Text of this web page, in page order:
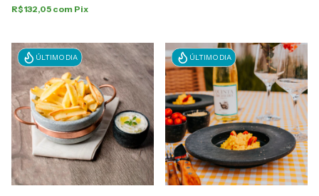
R$132,05 com Pix
ÚLTIMO DIA ÚLTIMO DIA